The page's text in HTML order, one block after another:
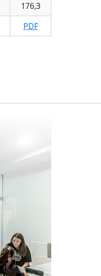
176,3
PDF